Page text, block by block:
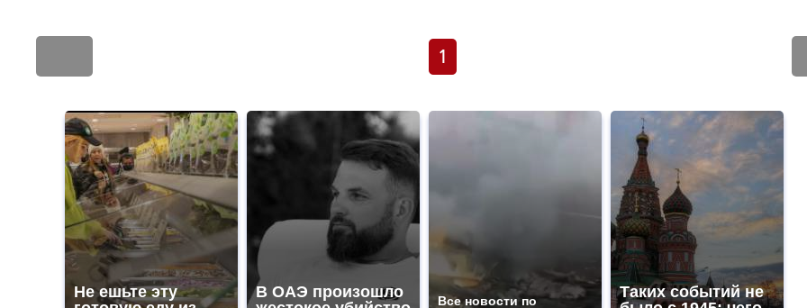
1
Не ешьте эту
В ОАЭ произошло
Все новости по
Таких событий не